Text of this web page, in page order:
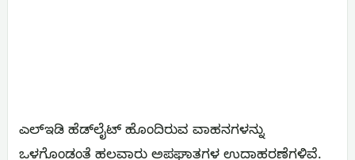
ಎಲ್‌ಇಡಿ ಹೆಡ್‌ಲೈಟ್ ಹೊಂದಿರುವ ವಾಹನಗಳನ್ನು
ಒಳಗೊಂಡಂತೆ ಹಲವಾರು ಅಪಘಾತಗಳ ಉದಾಹರಣೆಗಳಿವೆ.